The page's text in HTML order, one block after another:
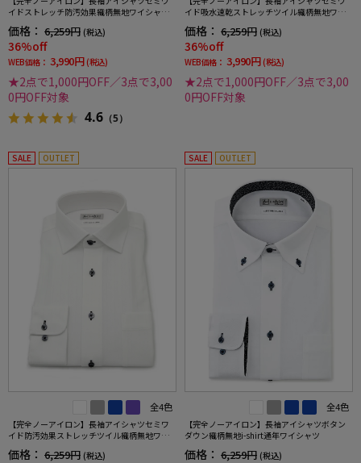
イドストレッチ防汚効果織柄無地ワイシャツi-
価格： 6,259円 (税込)
36%off
WEB価格： 3,990円 (税込)
★2点で1,000円OFF／3点で3,00
0円OFF対象
4.6 （5）
イド吸水速乾ストレッチツイル織柄無地ワイ
価格： 6,259円 (税込)
36%off
WEB価格： 3,990円 (税込)
★2点で1,000円OFF／3点で3,00
0円OFF対象
SALE OUTLET
全4色
【完全ノーアイロン】長袖アイシャツセミワ
イド防汚効果ストレッチツイル織柄無地ワイ
価格： 6,259円 (税込)
SALE OUTLET
全4色
【完全ノーアイロン】長袖アイシャツボタン
ダウン織柄無地i-shirt通年ワイシャツ
価格： 6,259円 (税込)